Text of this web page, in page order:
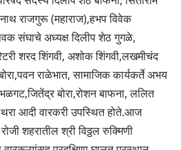
राजगुरू (महाराज),हभप विवेक
संघाचे अध्यक्ष दिलीप शेठ गुगळे,
शरद शिंगवी, अशोक शिंगवी,लखमीचंद
राळेभात, सामाजिक कार्यकर्ते अभय
बोरा,रोशन बाफना, ललित
आदी वारकरी उपस्थित होते.आज
शहरातील श्री विठ्ठल रुक्मिणी